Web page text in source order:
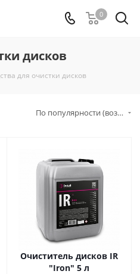
0
дисков
для очистки дисков
По популярности (возрастание)
Очиститель дисков IR
"Iron" 5 л